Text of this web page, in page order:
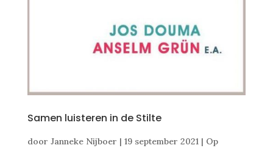
Samen luisteren in de Stilte
door Janneke Nijboer | 19 september 2021| Op